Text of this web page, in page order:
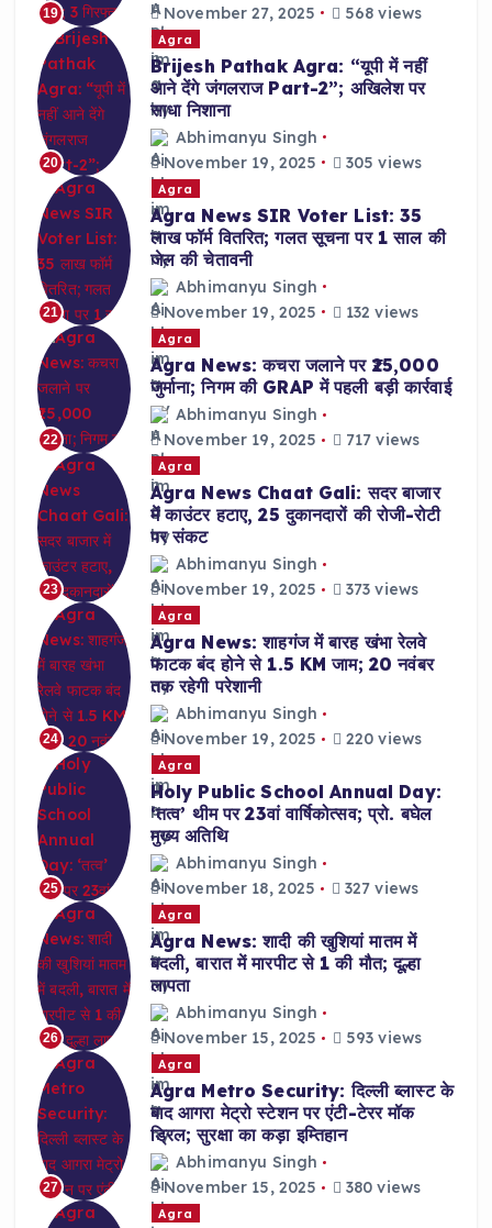
19 November 27, 2025 568 views
20
Agra
Brijesh Pathak Agra: “यूपी में नहीं
आने देंगे जंगलराज Part-2”; अखिलेश पर
साधा निशाना
Abhimanyu Singh
November 19, 2025
305 views
21
Agra
Agra News SIR Voter List: 35
लाख फॉर्म वितरित; गलत सूचना पर 1 साल की
जेल की चेतावनी
Abhimanyu Singh
November 19, 2025
132 views
22
Agra
Agra News: कचरा जलाने पर ₹25,000
जुर्माना; निगम की GRAP में पहली बड़ी कार्रवाई
Abhimanyu Singh
November 19, 2025
717 views
23
Agra
Agra News Chaat Gali: सदर बाजार
में काउंटर हटाए, 25 दुकानदारों की रोजी-रोटी
पर संकट
Abhimanyu Singh
November 19, 2025
373 views
24
Agra
Agra News: शाहगंज में बारह खंभा रेलवे
फाटक बंद होने से 1.5 KM जाम; 20 नवंबर
तक रहेगी परेशानी
Abhimanyu Singh
November 19, 2025
220 views
25
Agra
Holy Public School Annual Day:
‘तत्व’ थीम पर 23वां वार्षिकोत्सव; प्रो. बघेल
मुख्य अतिथि
Abhimanyu Singh
November 18, 2025
327 views
26
Agra
Agra News: शादी की खुशियां मातम में
बदली, बारात में मारपीट से 1 की मौत; दूल्हा
लापता
Abhimanyu Singh
November 15, 2025
593 views
27
Agra
Agra Metro Security: दिल्ली ब्लास्ट के
बाद आगरा मेट्रो स्टेशन पर एंटी-टेरर मॉक
ड्रिल; सुरक्षा का कड़ा इम्तिहान
Abhimanyu Singh
November 15, 2025
380 views
Agra